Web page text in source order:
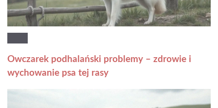
Owczarek podhalański problemy – zdrowie i
wychowanie psa tej rasy